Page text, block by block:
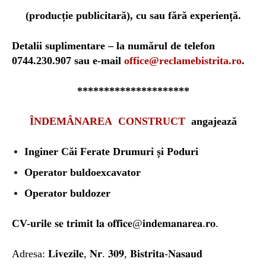
(producție publicitară), cu sau fără experiență.
Detalii suplimentare – la numărul de telefon
0744.230.907 sau e-mail office@reclamebistrita.ro.
*********************
ÎNDEMÂNAREA CONSTRUCTangajează
Inginer Căi Ferate Drumuri și Poduri
Operator buldoexcavator
Operator buldozer
CV-𝐮𝐫𝐢𝐥𝐞 𝐬𝐞 𝐭𝐫𝐢𝐦𝐢𝐭 𝐥𝐚 𝐨𝐟𝐟𝐢𝐜𝐞@𝐢𝐧𝐝𝐞𝐦𝐚𝐧𝐚𝐫𝐞𝐚.𝐫𝐨.
Adresa: 𝐋𝐢𝐯𝐞𝐳𝐢𝐥𝐞, 𝐍𝐫. 𝟑𝟎𝟗, 𝐁𝐢𝐬𝐭𝐫𝐢𝐭𝐚-𝐍𝐚𝐬𝐚𝐮𝐝